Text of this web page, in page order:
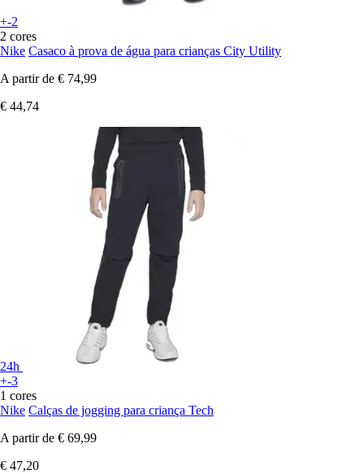
+-2
2 cores
Nike Casaco à prova de água para crianças City Utility
A partir de € 74,99
€ 44,74
24h
+-3
1 cores
Nike Calças de jogging para criança Tech
A partir de € 69,99
€ 47,20